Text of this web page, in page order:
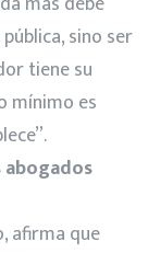
sino ser
tiene su
mínimo es
afirma que